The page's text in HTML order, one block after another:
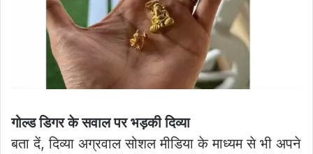
गोल्ड डिगर के सवाल पर भड़की दिव्या
बता दें, दिव्या अग्रवाल सोशल मीडिया के माध्यम से भी अपने